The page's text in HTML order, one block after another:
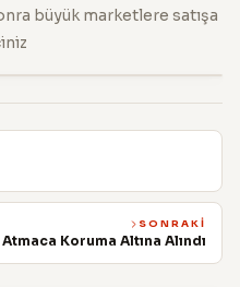
büyük marketlere satışa
SONRAKI
Koruma Altına Alındı